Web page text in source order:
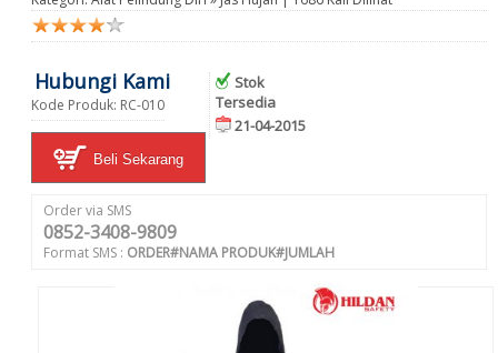
Hubungi Kami
Kode Produk: RC-010
Stok
Tersedia
21-04-2015
Beli Sekarang
Order via SMS
0852-3408-9809
Format SMS : ORDER#NAMA PRODUK#JUMLAH